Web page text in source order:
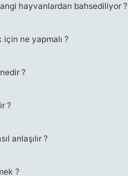
hayvanlardan bahsediliyor ?
için ne yapmalı ?
?
?
anlaşılır ?
?